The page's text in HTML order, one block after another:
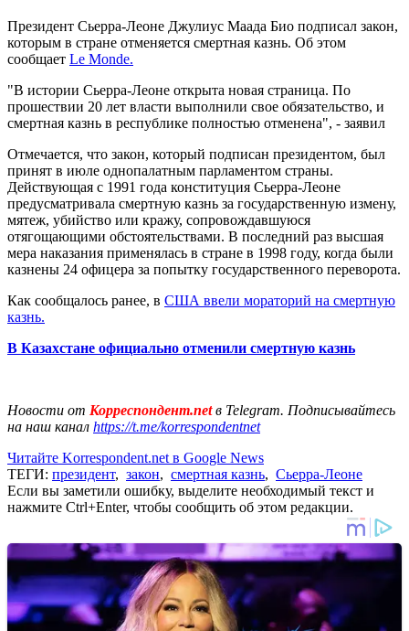
Президент Сьерра-Леоне Джулиус Маада Био подписал закон,
которым в стране отменяется смертная казнь. Об этом
сообщает Le Monde.
"В истории Сьерра-Леоне открыта новая страница. По
прошествии 20 лет власти выполнили свое обязательство, и
смертная казнь в республике полностью отменена", - заявил
Отмечается, что закон, который подписан президентом, был
принят в июле однопалатным парламентом страны.
Действующая с 1991 года конституция Сьерра-Леоне
предусматривала смертную казнь за государственную измену,
мятеж, убийство или кражу, сопровождавшуюся
отягощающими обстоятельствами. В последний раз высшая
мера наказания применялась в стране в 1998 году, когда были
казнены 24 офицера за попытку государственного переворота.
Как сообщалось ранее, в США ввели мораторий на смертную
казнь.
В Казахстане официально отменили смертную казнь
Новости от Корреспондент.netв Telegram. Подписывайтесь
на наш канал https://t.me/korrespondentnet
Читайте Korrespondent.net в Google News
ТЕГИ: президент, закон, смертная казнь, Сьерра-Леоне
Если вы заметили ошибку, выделите необходимый текст и
нажмите Ctrl+Enter, чтобы сообщить об этом редакции.